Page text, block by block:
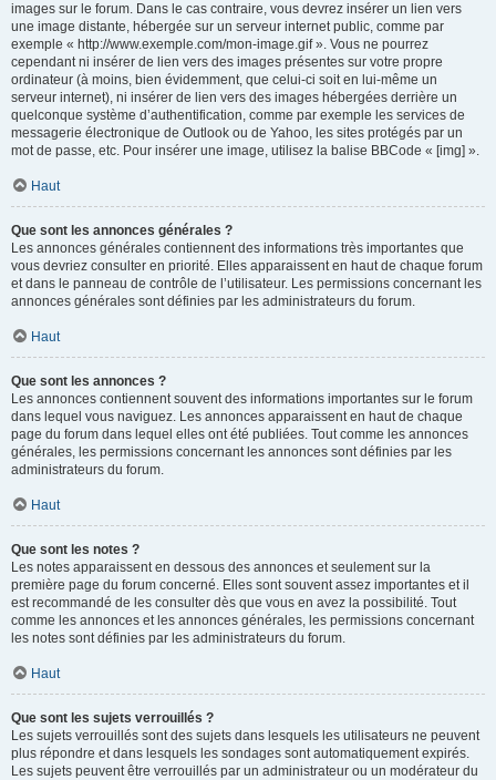
images sur le forum. Dans le cas contraire, vous devrez insérer un lien vers
une image distante, hébergée sur un serveur internet public, comme par
exemple « http://www.exemple.com/mon-image.gif ». Vous ne pourrez
cependant ni insérer de lien vers des images présentes sur votre propre
ordinateur (à moins, bien évidemment, que celui-ci soit en lui-même un
serveur internet), ni insérer de lien vers des images hébergées derrière un
quelconque système d’authentification, comme par exemple les services de
messagerie électronique de Outlook ou de Yahoo, les sites protégés par un
mot de passe, etc. Pour insérer une image, utilisez la balise BBCode « [img] ».
Haut
Que sont les annonces générales ?
Les annonces générales contiennent des informations très importantes que
vous devriez consulter en priorité. Elles apparaissent en haut de chaque forum
et dans le panneau de contrôle de l’utilisateur. Les permissions concernant les
annonces générales sont définies par les administrateurs du forum.
Haut
Que sont les annonces ?
Les annonces contiennent souvent des informations importantes sur le forum
dans lequel vous naviguez. Les annonces apparaissent en haut de chaque
page du forum dans lequel elles ont été publiées. Tout comme les annonces
générales, les permissions concernant les annonces sont définies par les
administrateurs du forum.
Haut
Que sont les notes ?
Les notes apparaissent en dessous des annonces et seulement sur la
première page du forum concerné. Elles sont souvent assez importantes et il
est recommandé de les consulter dès que vous en avez la possibilité. Tout
comme les annonces et les annonces générales, les permissions concernant
les notes sont définies par les administrateurs du forum.
Haut
Que sont les sujets verrouillés ?
Les sujets verrouillés sont des sujets dans lesquels les utilisateurs ne peuvent
plus répondre et dans lesquels les sondages sont automatiquement expirés.
Les sujets peuvent être verrouillés par un administrateur ou un modérateur du